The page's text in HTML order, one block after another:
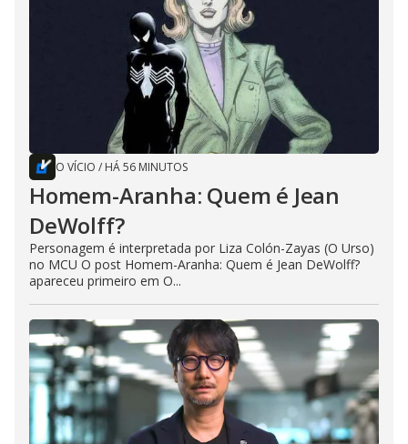
O VÍCIO / HÁ 56 MINUTOS
Homem-Aranha: Quem é Jean
DeWolff?
Personagem é interpretada por Liza Colón-Zayas (O Urso)
no MCU O post Homem-Aranha: Quem é Jean DeWolff?
apareceu primeiro em O...